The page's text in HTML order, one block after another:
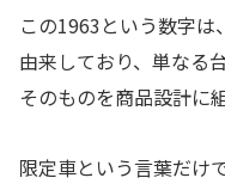
この1963という数字
由来しており、単なる
そのものを商品設計に
限定車という言葉だけ